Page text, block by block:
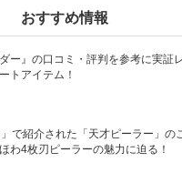
おすすめ情報
ー』の口コミ・評判を参考に実証
トアイテム！
で紹介された「天才ピーラー」の
わ4枚刃ピーラーの魅力に迫る！